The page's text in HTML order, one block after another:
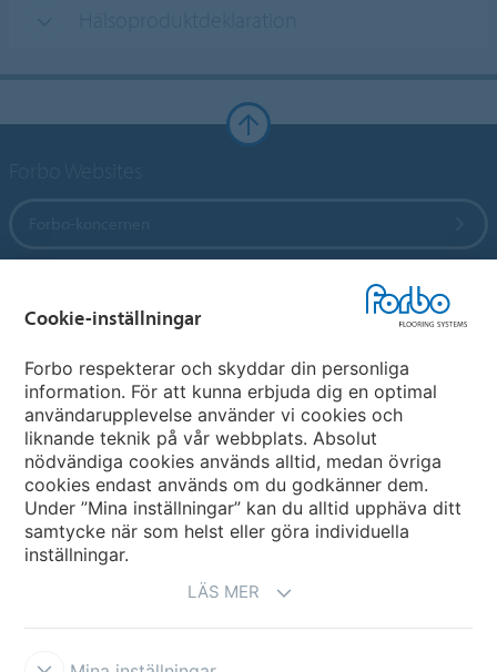
Välj land
Välj ditt land
Cookie-inställningar
Forbo respekterar och skyddar din personliga
information. För att kunna erbjuda dig en optimal
användarupplevelse använder vi cookies och
liknande teknik på vår webbplats. Absolut
nödvändiga cookies används alltid, medan övriga
cookies endast används om du godkänner dem.
Under ”Mina inställningar” kan du alltid upphäva ditt
samtycke när som helst eller göra individuella
inställningar.
LÄS MER